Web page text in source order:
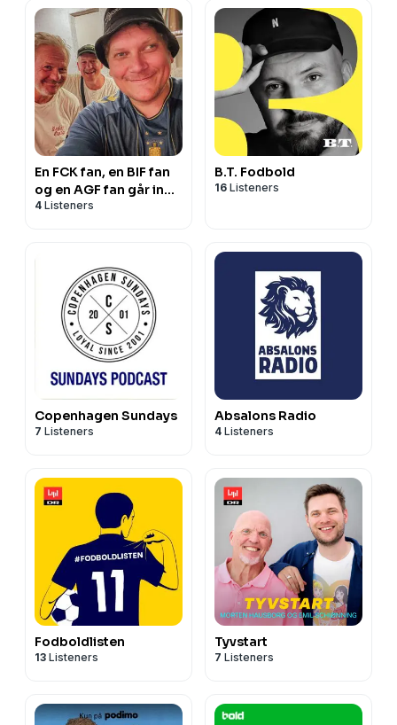
En FCK fan, en BIF fan
og en AGF fan går ind
på en bar
4 Listeners
B.T. Fodbold
16 Listeners
Copenhagen Sundays
7 Listeners
Absalons Radio
4 Listeners
Fodboldlisten
13 Listeners
Tyvstart
7 Listeners